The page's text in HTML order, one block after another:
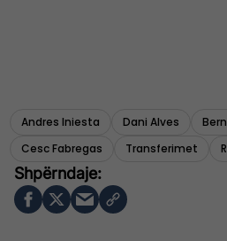
Andres Iniesta Dani Alves
Cesc Fabregas
Transferimet